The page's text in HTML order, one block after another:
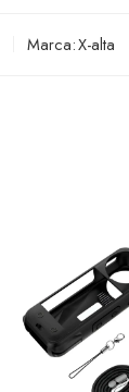
Marca:X-alta